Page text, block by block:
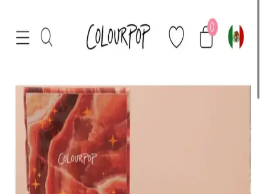
HBTasarim Fix 13’lü Kahverengi Fırça Seti, çeşitli makyaj
tekniklerine uygun, doğal kıllı ve kullanışlı fırçalar içerir, cilt dostu
The Glitter Lab Jel Formlu Parlak Glitter Paradise
Renkli Çok Yönlü Kullanım İçin
The Glitter Lab'in jel formüllü parlak glitteri, kolay uygulama, su
bazlı formülü ve doğal ışıltısıyla makyaj ve vücut süslemelerinde
tercih edilir.
KIKO Creamy Lipgloss 107 Magenta Dudak
Parlatıcısı: Canlı ve Uzun Süre Kalıcı Renkli
Makyaj